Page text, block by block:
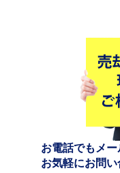
お電話でもメー
お気軽にお問い